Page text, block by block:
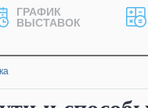
ГРАФИК
ВЫСТАВОК